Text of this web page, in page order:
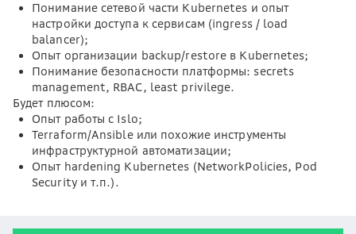
Понимание сетевой части Kubernetes и опыт
настройки доступа к сервисам (ingress / load
balancer);
Опыт организации backup/restore в Kubernetes;
Понимание безопасности платформы: secrets
management, RBAC, least privilege.
Будет плюсом:
Опыт работы с Islo;
Terraform/Ansible или похожие инструменты
инфраструктурной автоматизации;
Опыт hardening Kubernetes (NetworkPolicies, Pod
Security и т.п.).